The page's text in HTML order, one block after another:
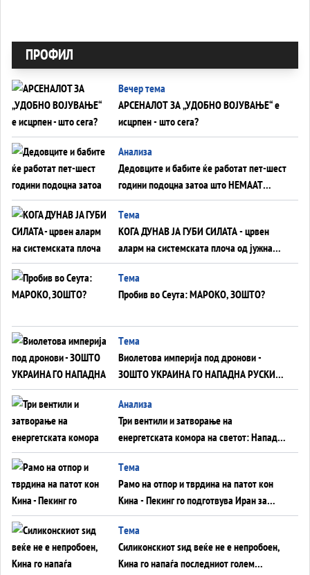
ПРОФИЛ
Вечер тема
АРСЕНАЛОТ ЗА „УДОБНО ВОЈУВАЊЕ“ е
исцрпен - што сега?
Анализа
Дедовците и бабите ќе работат пет-шест
години подоцна затоа што НЕМААТ
ВНУЦИ ДА ГИ ЗАМЕНАТ
Tема
КОГА ДУНАВ ЈА ГУБИ СИЛАТА - црвен
аларм на системската плоча од јужна
Германија до Црното Море...
Tема
Пробив во Сеута: МАРОКО, ЗОШТО?
Tема
Виолетова империја под дронови -
ЗОШТО УКРАИНА ГО НАПАДНА РУСКИОТ
WILDBERRIES
Aнализа
Три вентили и затворање на
енергетската комора на светот: Нападот
во Суец најавува глобален енергетски
инфаркт?
Tема
Рамо на отпор и тврдина на патот кон
Кина - Пекинг го подготвува Иран за
американска копнена инвазија
Tема
Силиконскиот ѕид веќе не е непробоен,
Кина го напаѓа последниот голем